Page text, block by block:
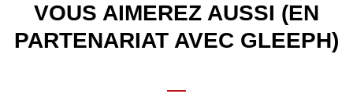
VOUS AIMEREZ AUSSI (EN
PARTENARIAT AVEC GLEEPH)